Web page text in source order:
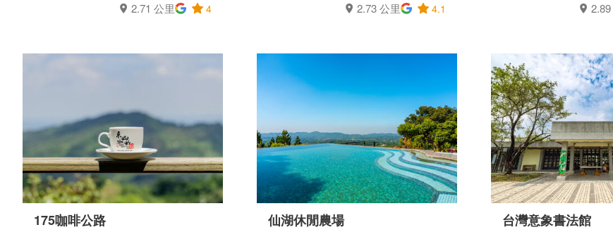
2.71 公里 4 2.73 公里 4.1
175咖啡公路 仙湖休閒農場 台灣意象書法館